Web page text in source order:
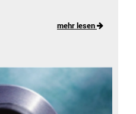
mehr lesen